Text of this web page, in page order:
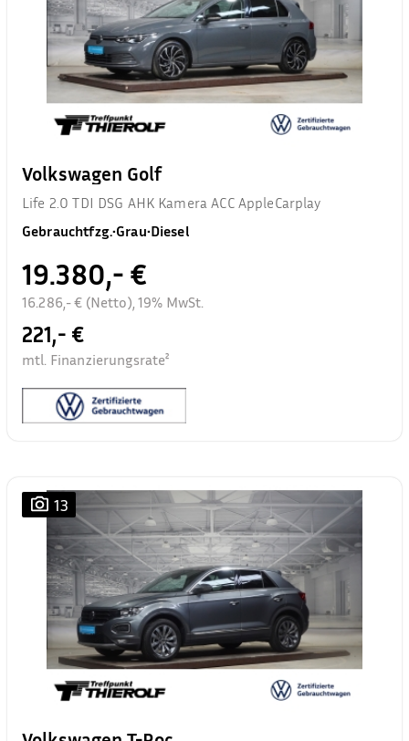
Volkswagen Golf
Life 2.0 TDI DSG AHK Kamera ACC AppleCarplay
Gebrauchtfzg.•Grau•Diesel
19.380,- €
16.286,- € (Netto), 19% MwSt.
221,- €
mtl. Finanzierungsrate²
13